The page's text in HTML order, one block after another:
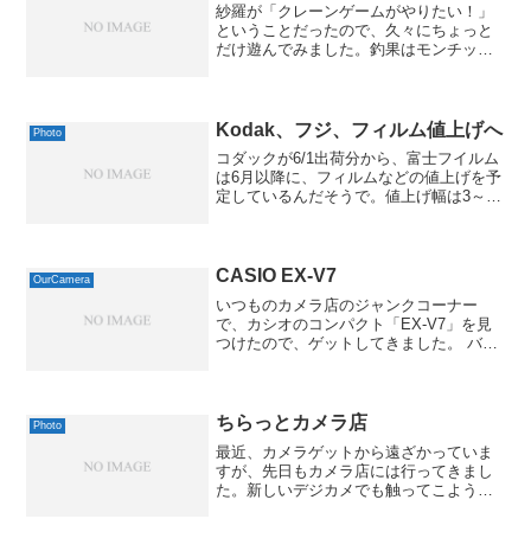
紗羅が「クレーンゲームがやりたい！」
ということだったので、久々にちょっと
だけ遊んでみました。釣果はモンチッチ2
432 x 640...
Photo Kodak、フジ、フィルム値上げへ
コダックが6/1出荷分から、富士フイルム
は6月以降に、フィルムなどの値上げを予
定しているんだそうで。値上げ幅は3～
は覚悟しておかな...
OurCamera CASIO EX-V7
いつものカメラ店のジャンクコーナー
で、カシオのコンパクト「EX-V7」を見
つけたので、ゲットしてきました。 バッ
んですが、どうやら...
Photo ちらっとカメラ店
最近、カメラゲットから遠ざかっていま
すが、先日もカメラ店には行ってきまし
た。新しいデジカメでも触ってこようか